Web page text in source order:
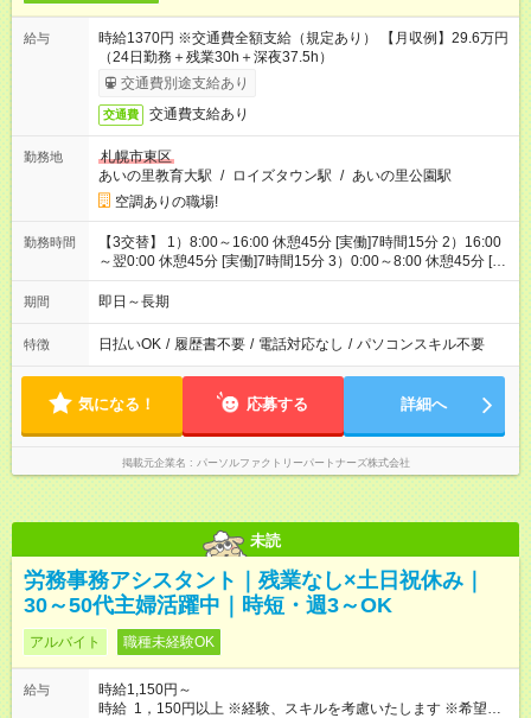
給与
時給1370円 ※交通費全額支給（規定あり） 【月収例】29.6万円
（24日勤務＋残業30h＋深夜37.5h）
交通費別途支給あり
交通費 交通費支給あり
勤務地
札幌市東区
あいの里教育大駅 / ロイズタウン駅 / あいの里公園駅
空調ありの職場!
勤務時間
【3交替】 1）8:00～16:00 休憩45分 [実働]7時間15分 2）16:00
～翌0:00 休憩45分 [実働]7時間15分 3）0:00～8:00 休憩45分 [実
働]7時間15分
期間 即日～長期
特徴 日払いOK / 履歴書不要 / 電話対応なし / パソコンスキル不要
気になる！ 応募する 詳細へ
掲載元企業名 パーソルファクトリーパートナーズ株式会社
未読
労務事務アシスタント｜残業なし×土日祝休み｜
30～50代主婦活躍中｜時短・週3～OK
アルバイト 職種未経験OK
給与
時給1,150円～
時給 1，150円以上 ※経験、スキルを考慮いたします ※希望収